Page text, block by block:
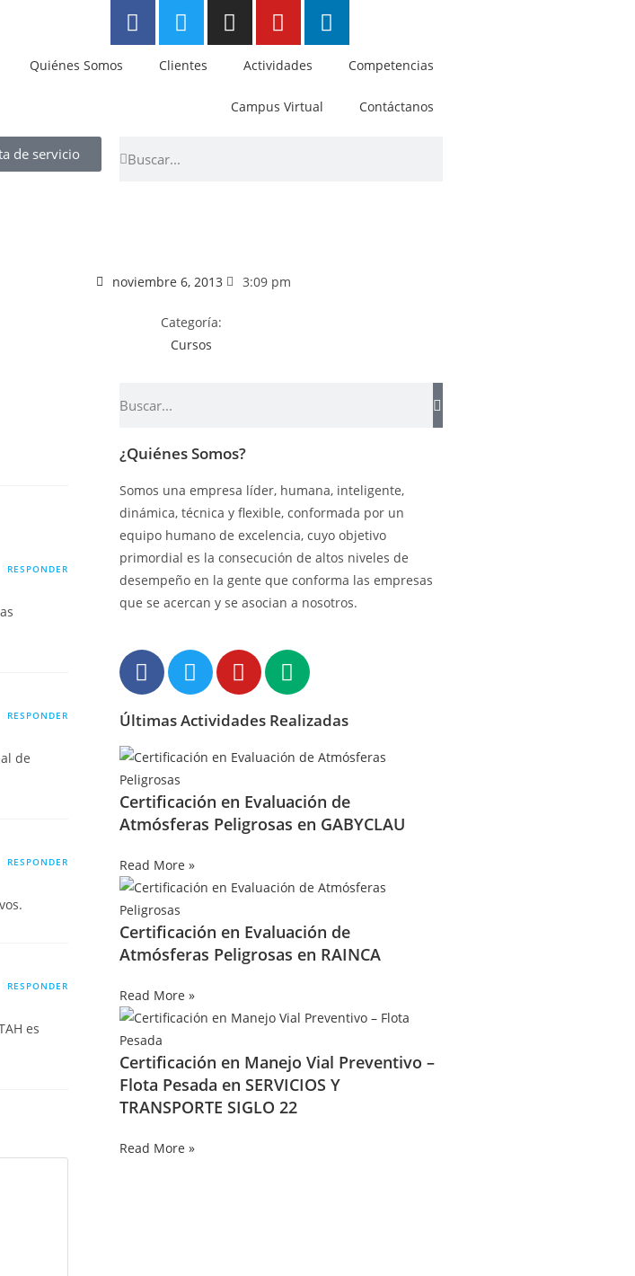
Quiénes Somos Clientes Actividades Competencias
Campus Virtual Contáctanos
de servicio
noviembre 6, 2013 3:09 pm
Categoría:
Cursos
RESPONDER
RESPONDER
de
RESPONDER
RESPONDER
es
¿Quiénes Somos?
Somos una empresa líder, humana, inteligente,
dinámica, técnica y flexible, conformada por un
equipo humano de excelencia, cuyo objetivo
primordial es la consecución de altos niveles de
desempeño en la gente que conforma las empresas
que se acercan y se asocian a nosotros.
Últimas Actividades Realizadas
Certificación en Evaluación de
Atmósferas Peligrosas en GABYCLAU
Read More »
Certificación en Evaluación de
Atmósferas Peligrosas en RAINCA
Read More »
Certificación en Manejo Vial Preventivo –
Flota Pesada en SERVICIOS Y
TRANSPORTE SIGLO 22
Read More »